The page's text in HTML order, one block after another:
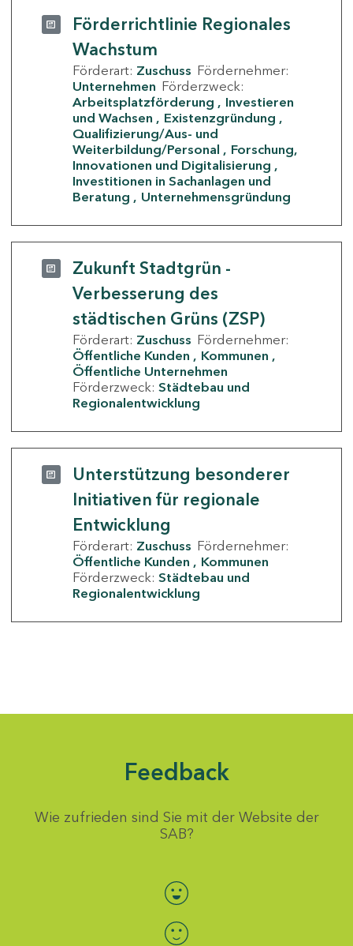
Förderrichtlinie Regionales
Wachstum
Förderart: Zuschuss Fördernehmer:
Unternehmen Förderzweck:
Arbeitsplatzförderung
Investieren
und Wachsen
Existenzgründung
Qualifizierung/Aus- und
Weiterbildung/Personal
Forschung,
Innovationen und Digitalisierung
Investitionen in Sachanlagen und
Beratung
Unternehmensgründung
Zukunft Stadtgrün -
Verbesserung des
städtischen Grüns (ZSP)
Förderart: Zuschuss Fördernehmer:
Öffentliche Kunden
Kommunen
Öffentliche Unternehmen
Förderzweck: Städtebau und
Regionalentwicklung
Unterstützung besonderer
Initiativen für regionale
Entwicklung
Förderart: Zuschuss Fördernehmer:
Öffentliche Kunden
Kommunen
Förderzweck: Städtebau und
Regionalentwicklung
Feedback
Wie zufrieden sind Sie mit der Website der
SAB?
Bewertung auswählen